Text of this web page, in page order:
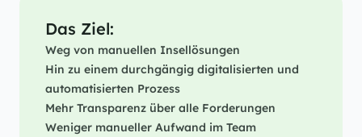
Das Ziel:
Weg von manuellen Insellösungen
Hin zu einem durchgängig digitalisierten und
automatisierten Prozess
Mehr Transparenz über alle Forderungen
Weniger manueller Aufwand im Team